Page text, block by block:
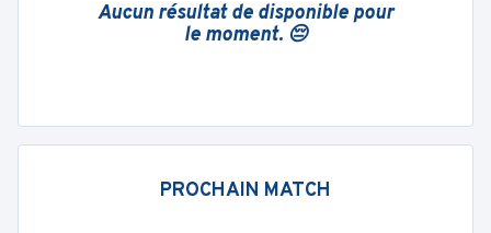
Aucun résultat de disponible pour
le moment. 😔
PROCHAIN MATCH